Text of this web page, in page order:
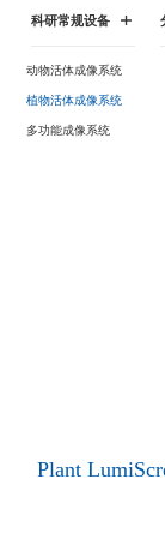
科研常规设备
动物活体成像系统
植物活体成像系统
多功能成像系统
Plant